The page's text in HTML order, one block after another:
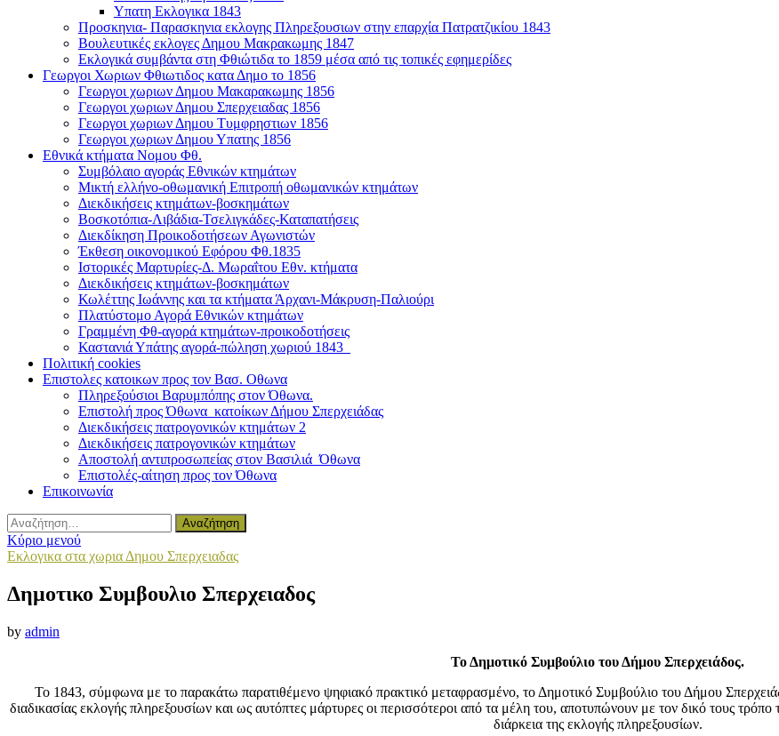
Υπατη Εκλογικα 1843
Προσκηνια- Παρασκηνια εκλογης Πληρεξουσιων στην επαρχία Πατρατζικίου 1843
Βουλευτικές εκλογες Δημου Μακρακωμης 1847
Εκλογικά συμβάντα στη Φθιώτιδα το 1859 μέσα από τις τοπικές εφημερίδες
Γεωργοι Χωριων Φθιωτιδος κατα Δημο το 1856
Γεωργοι χωριων Δημου Μακαρακωμης 1856
Γεωργοι χωριων Δημου Σπερχειαδας 1856
Γεωργοι χωριων Δημου Τυμφρηστιων 1856
Γεωργοι χωριων Δημου Υπατης 1856
Εθνικά κτήματα Νομου Φθ.
Συμβόλαιο αγοράς Εθνικών κτημάτων
Μικτή ελλήνο-οθωμανική Επιτροπή οθωμανικών κτημάτων
Διεκδικήσεις κτημάτων-βοσκημάτων
Βοσκοτόπια-Λιβάδια-Τσελιγκάδες-Καταπατήσεις
Διεκδίκηση Προικοδοτήσεων Αγωνιστών
Έκθεση οικονομικού Εφόρου Φθ.1835
Ιστορικές Μαρτυρίες-Δ. Μωραΐτου Εθν. κτήματα
Διεκδικήσεις κτημάτων-βοσκημάτων
Κωλέττης Ιωάννης και τα κτήματα Άρχανι-Μάκρυση-Παλιούρι
Πλατύστομο Αγορά Εθνικών κτημάτων
Γραμμένη Φθ-αγορά κτημάτων-προικοδοτήσεις
Καστανιά Υπάτης αγορά-πώληση χωριού 1843
Πολιτική cookies
Επιστολες κατοικων προς τον Βασ. Οθωνα
Πληρεξούσιοι Βαρυμπόπης στον Όθωνα.
Επιστολή προς Όθωνα κατοίκων Δήμου Σπερχειάδας
Διεκδικήσεις πατρογονικών κτημάτων 2
Διεκδικήσεις πατρογονικών κτημάτων
Αποστολή αντιπροσωπείας στον Βασιλιά Όθωνα
Επιστολές-αίτηση προς τον Όθωνα
Επικοινωνία
Αναζήτηση
για:
Κύριο μενού
Εκλογικα στα χωρια Δημου Σπερχειαδας
Δημοτικο Συμβουλιο Σπερχειαδος
by admin
Το Δημοτικό Συμβούλιο του Δήμου Σπερχειάδος.
Το 1843, σύμφωνα με το παρακάτω παρατιθέμενο ψηφιακό πρακτικό μεταφρασμένο, το Δημοτικό Συμβούλιο του Δήμου
διαδικασίας εκλογής πληρεξουσίων και ως αυτόπτες μάρτυρες οι περισσότεροι από τα μέλη του, αποτυπώνουν με τον δικό τους
διάρκεια της εκλογής πληρεξουσίων.